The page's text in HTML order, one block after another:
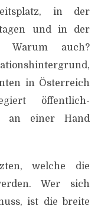
in der
und in der
Warum auch?
in Österreich
öffentlich-
an einer Hand
welche die
Wer sich
ist die breite